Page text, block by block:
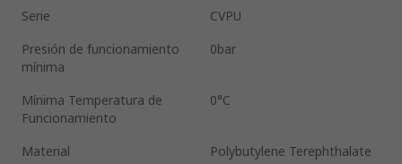
Serie
CVPU
Presión de funcionamiento
mínima
0bar
Mínima Temperatura de
Funcionamiento
0°C
Material
Polybutylene Terephthalate